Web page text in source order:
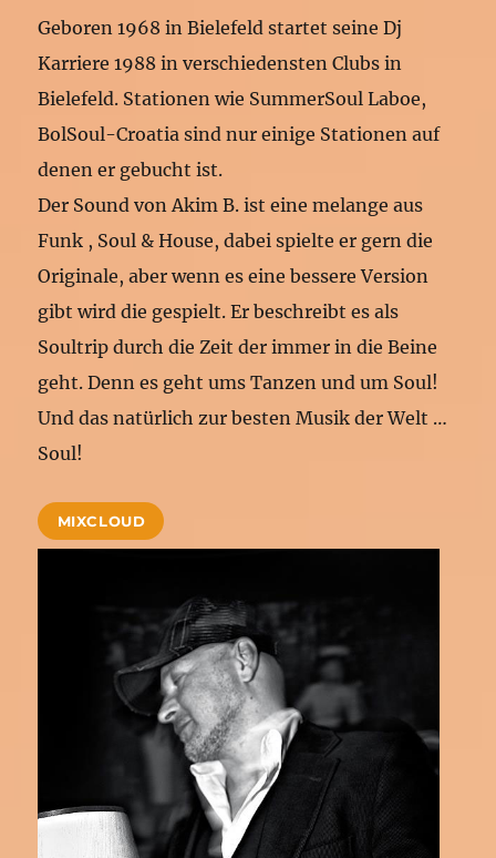
Geboren 1968 in Bielefeld startet seine Dj
Karriere 1988 in verschiedensten Clubs in
Bielefeld. Stationen wie SummerSoul Laboe,
BolSoul-Croatia sind nur einige Stationen auf
denen er gebucht ist.
Der Sound von Akim B. ist eine melange aus
Funk , Soul & House, dabei spielte er gern die
Originale, aber wenn es eine bessere Version
gibt wird die gespielt. Er beschreibt es als
Soultrip durch die Zeit der immer in die Beine
geht. Denn es geht ums Tanzen und um Soul!
Und das natürlich zur besten Musik der Welt …
Soul!
MIXCLOUD